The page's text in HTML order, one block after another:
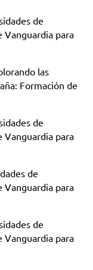
de
Vanguardia para
las
Formación de
de
Vanguardia para
de
Vanguardia para
de
Vanguardia para